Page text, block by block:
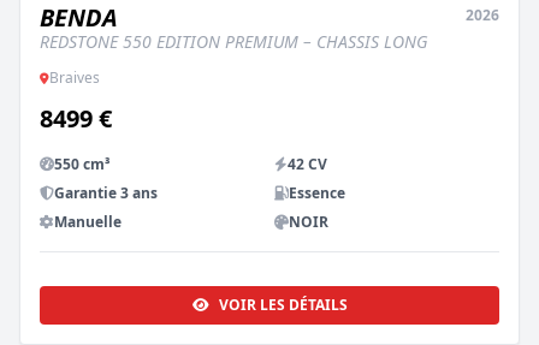
NEUF
BENDA
REDSTONE 550 EDITION PREMIUM – CHASSIS LONG
2026
Braives
8499 €
550 cm³
42 CV
Garantie 3 ans
Essence
Manuelle
NOIR
VOIR LES DÉTAILS